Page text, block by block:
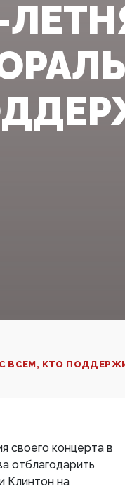
ВСЕМ, КТО
своего концерта в
отблагодарить
Клинтон на